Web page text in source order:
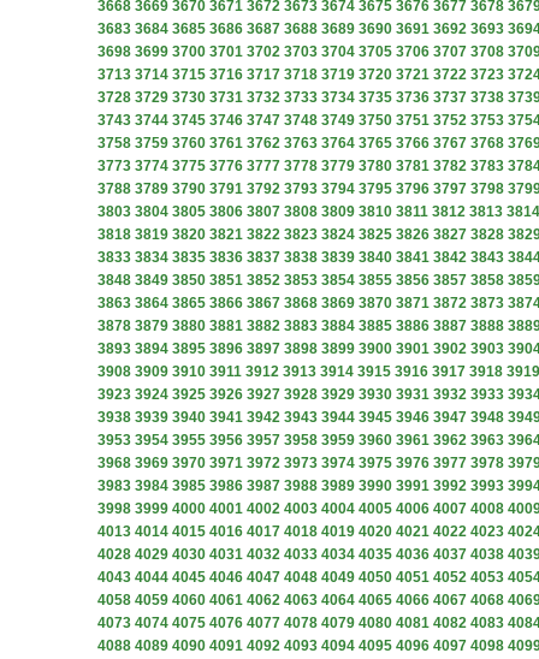
3668 3669 3670 3671 3672 3673 3674 3675 3676 3677 3678
3683 3684 3685 3686 3687 3688 3689 3690 3691 3692 3693
3698 3699 3700 3701 3702 3703 3704 3705 3706 3707 3708
3713 3714 3715 3716 3717 3718 3719 3720 3721 3722 3723
3728 3729 3730 3731 3732 3733 3734 3735 3736 3737 3738
3743 3744 3745 3746 3747 3748 3749 3750 3751 3752 3753
3758 3759 3760 3761 3762 3763 3764 3765 3766 3767 3768
3773 3774 3775 3776 3777 3778 3779 3780 3781 3782 3783
3788 3789 3790 3791 3792 3793 3794 3795 3796 3797 3798
3803 3804 3805 3806 3807 3808 3809 3810 3811 3812 3813 3814
3818 3819 3820 3821 3822 3823 3824 3825 3826 3827 3828
3833 3834 3835 3836 3837 3838 3839 3840 3841 3842 3843
3848 3849 3850 3851 3852 3853 3854 3855 3856 3857 3858
3863 3864 3865 3866 3867 3868 3869 3870 3871 3872 3873
3878 3879 3880 3881 3882 3883 3884 3885 3886 3887 3888
3893 3894 3895 3896 3897 3898 3899 3900 3901 3902 3903
3908 3909 3910 3911 3912 3913 3914 3915 3916 3917 3918 3919
3923 3924 3925 3926 3927 3928 3929 3930 3931 3932 3933
3938 3939 3940 3941 3942 3943 3944 3945 3946 3947 3948
3953 3954 3955 3956 3957 3958 3959 3960 3961 3962 3963
3968 3969 3970 3971 3972 3973 3974 3975 3976 3977 3978
3983 3984 3985 3986 3987 3988 3989 3990 3991 3992 3993
3998 3999 4000 4001 4002 4003 4004 4005 4006 4007 4008
4013 4014 4015 4016 4017 4018 4019 4020 4021 4022 4023
4028 4029 4030 4031 4032 4033 4034 4035 4036 4037 4038
4043 4044 4045 4046 4047 4048 4049 4050 4051 4052 4053
4058 4059 4060 4061 4062 4063 4064 4065 4066 4067 4068
4073 4074 4075 4076 4077 4078 4079 4080 4081 4082 4083
4088 4089 4090 4091 4092 4093 4094 4095 4096 4097 4098